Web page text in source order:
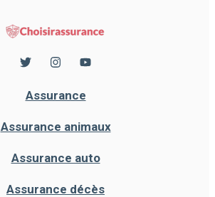
Assurance
Assurance animaux
Assurance auto
Assurance décès